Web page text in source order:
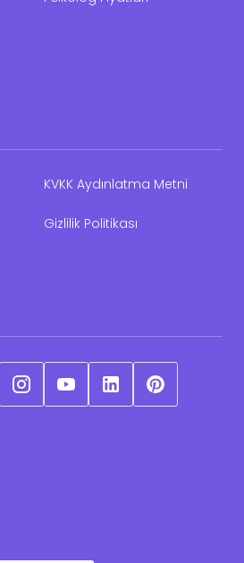
KVKK Aydınlatma Metni
Gizlilik Politikası